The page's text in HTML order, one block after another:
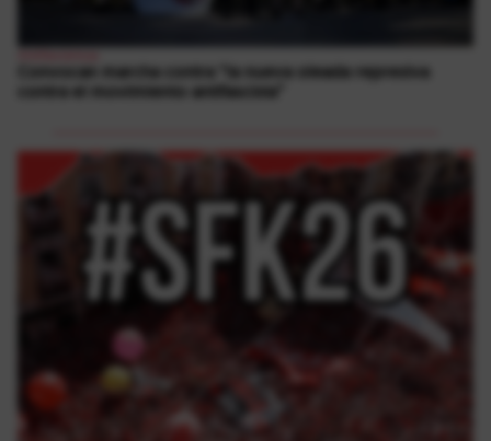
Antifaxismoa
Convocan marcha contra “la nueva oleada represiva
contra el movimiento antifascista”